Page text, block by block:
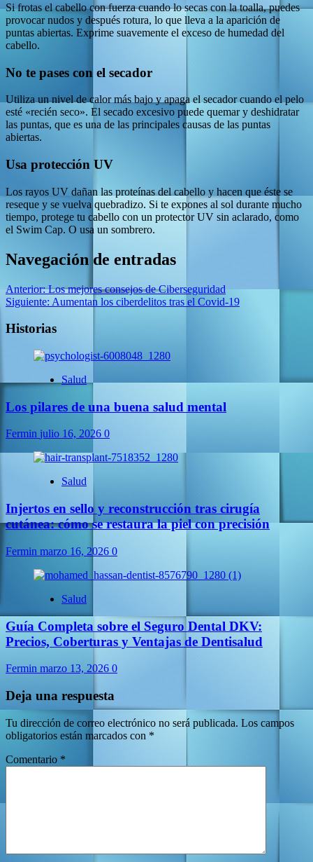
Si frotas el cabello con fuerza cuando lo secas con la toalla, puedes
provocar nudos y después rotura, lo que lleva a la aparición de
puntas abiertas. Exprime suavemente el exceso de humedad del
cabello.
No te pases con el secador
Utiliza un nivel de calor más bajo y apaga el secador cuando el pelo
esté «recién seco». El secado excesivo puede quemar y deshidratar
las puntas, que es una de las principales causas de las puntas
abiertas.
Usa protección UV
Los rayos UV dañan las proteínas del cabello y hacen que éste se
reseque y se vuelva quebradizo. Si te expones al sol durante mucho
tiempo, protege tu cabello con un protector UV sin aclarado, como
el Swim Cap. O usa un sombrero.
Navegación de entradas
Anterior:Los mejores consejos de Ciberseguridad
Siguiente: Aumentan los ciberdelitos tras el Covid-19
Historias
Salud
Los pilares de una buena salud mental
Fermin julio 16, 2026 0
Salud
Injertos en sello y reconstrucción tras cirugía
cutánea: cómo se restaura la piel con precisión
Fermin marzo 16, 2026 0
Salud
Guía Completa sobre el Seguro Dental DKV:
Precios, Coberturas y Ventajas de Dentisalud
Fermin marzo 13, 2026 0
Deja una respuesta
Tu dirección de correo electrónico no será publicada. Los campos
obligatorios están marcados con *
Comentario *